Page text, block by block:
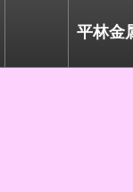
平林金